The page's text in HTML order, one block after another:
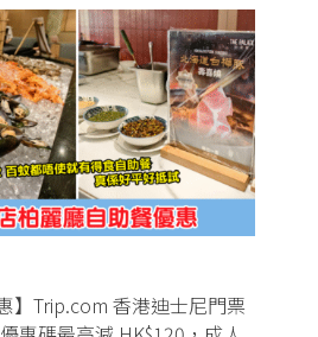
】Trip.com 香港迪士尼門票